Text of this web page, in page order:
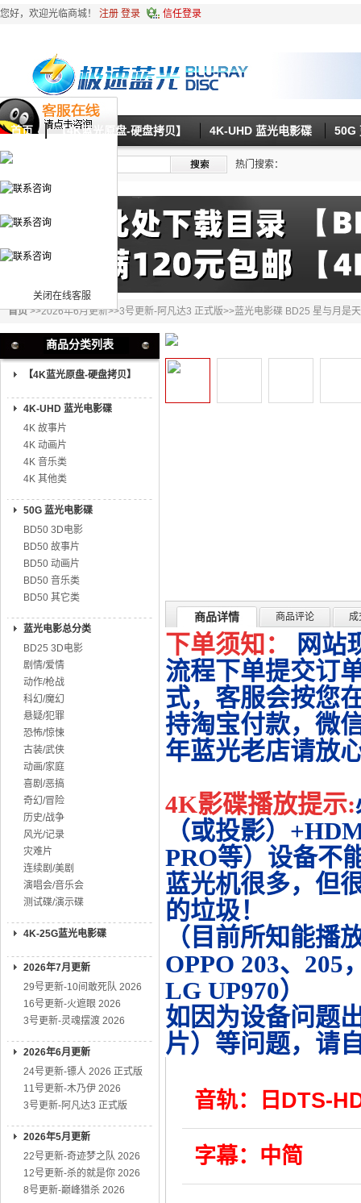
关闭在线客服
您好，欢迎光临商城！ 注册 登录 信任登录
首页 【4K蓝光原盘-硬盘拷贝】 4K-UHD 蓝光电影碟 50G
热门搜索：
首页>>2026年6月更新>>3号更新-阿凡达3 正式版>>蓝光电影碟 BD25 星与月是
商品分类列表
【4K蓝光原盘-硬盘拷贝】
4K-UHD 蓝光电影碟
4K 故事片
4K 动画片
4K 音乐类
4K 其他类
50G 蓝光电影碟
BD50 3D电影
BD50 故事片
BD50 动画片
BD50 音乐类
BD50 其它类
蓝光电影总分类
BD25 3D电影
剧情/爱情
动作/枪战
科幻/魔幻
悬疑/犯罪
恐怖/惊悚
古装/武侠
动画/家庭
喜剧/恶搞
奇幻/冒险
历史/战争
风光/记录
灾难片
连续剧/美剧
演唱会/音乐会
测试碟/演示碟
4K-25G蓝光电影碟
2026年7月更新
29号更新-10间敢死队 2026
16号更新-火遮眼 2026
3号更新-灵魂摆渡 2026
2026年6月更新
24号更新-镖人 2026 正式版
11号更新-木乃伊 2026
3号更新-阿凡达3 正式版
2026年5月更新
22号更新-奇迹梦之队 2026
12号更新-杀的就是你 2026
8号更新-巅峰猎杀 2026
商品详情 商品评论 成
下单须知：
网站
流程下单提交订
式，客服会按您
持淘宝付款，微
年蓝光老店请放
4K影碟播放提示:
（或投影）
PRO等）设备不
蓝光机很多，但
的垃圾！
（目前所知能播
OPPO 203、205
LG UP970）
如因为设备问题
片）等问题，请
音轨：日DTS-
字幕：中简